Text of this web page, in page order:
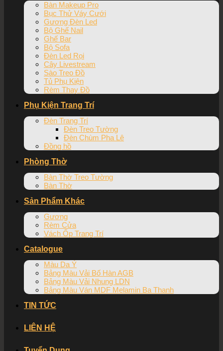
Bàn Makeup Pro
Bục Thử Váy Cưới
Gương Đèn Led
Bộ Ghế Nail
Ghế Bar
Bộ Sofa
Đèn Led Rọi
Cây Livestream
Sào Treo Đồ
Tủ Phụ Kiện
Rèm Thay Đồ
Phụ Kiện Trang Trí
Đèn Trang Trí
Đèn Treo Tường
Đèn Chùm Pha Lê
Đồng hồ
Phòng Thờ
Bàn Thờ Treo Tường
Bàn Thờ
Sản Phẩm Khác
Gương
Rèm Cửa
Vách Ốp Trang Trí
Catalogue
Màu Da Ý
Bảng Màu Vải Bố Hàn AGB
Bảng Màu Vải Nhung LDN
Bảng Màu Ván MDF Melamin Ba Thanh
TIN TỨC
LIÊN HỆ